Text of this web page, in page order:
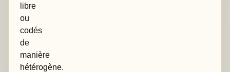
libre
ou
codés
de
manière
hétérogène.